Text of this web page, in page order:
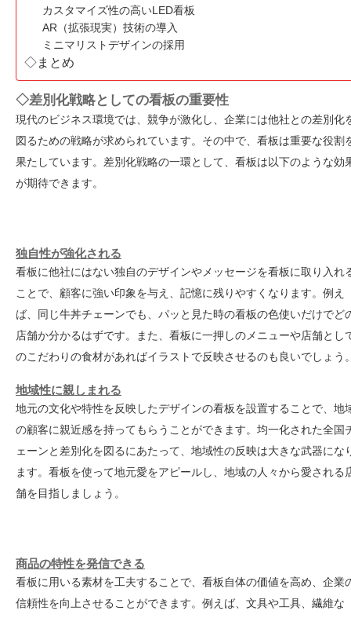
カスタマイズ性の高いLED看板
AR（拡張現実）技術の導入
ミニマリストデザインの採用
◇まとめ
◇差別化戦略としての看板の重要性
現代のビジネス環境では、競争が激化し、企業には他社との差別化
図るための戦略が求められています。その中で、看板は重要な役割
果たしています。差別化戦略の一環として、看板は以下のような効
が期待できます。
独自性が強化される
看板に他社にはない独自のデザインやメッセージを看板に取り入れ
ことで、顧客に強い印象を与え、記憶に残りやすくなります。例え
ば、同じ牛丼チェーンでも、パッと見た時の看板の色使いだけでど
店舗か分かるはずです。また、看板に一押しのメニューや店舗とし
のこだわりの食材があればイラストで反映させるのも良いでしょう
地域性に親しまれる
地元の文化や特性を反映したデザインの看板を設置することで、地
の顧客に親近感を持ってもらうことができます。均一化された全国
ェーンと差別化を図るにあたって、地域性の反映は大きな武器にな
ます。看板を使って地元愛をアピールし、地域の人々から愛される
舗を目指しましょう。
商品の特性を発信できる
看板に用いる素材を工夫することで、看板自体の価値を高め、企業
信頼性を向上させることができます。例えば、文具や工具、繊維な